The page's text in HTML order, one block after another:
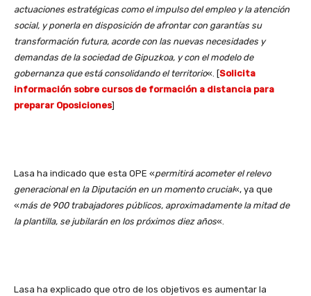
actuaciones estratégicas como el impulso del empleo y la atención
social, y ponerla en disposición de afrontar con garantías su
transformación futura, acorde con las nuevas necesidades y
demandas de la sociedad de Gipuzkoa, y con el modelo de
gobernanza que está consolidando el territorio«. [Solicita
información sobre cursos de formación a distancia para
preparar Oposiciones]
Lasa ha indicado que esta OPE «permitirá acometer el relevo
generacional en la Diputación en un momento crucial«, ya que
«más de 900 trabajadores públicos, aproximadamente la mitad de
la plantilla, se jubilarán en los próximos diez años«.
Lasa ha explicado que otro de los objetivos es aumentar la